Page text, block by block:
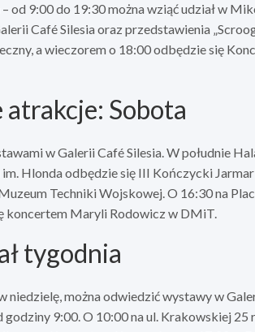
od 9:00 do 19:30 można wziąć udział w
Café Silesia oraz przedstawienia
a wieczorem o 18:00 odbędzie się
Sobota
w Galerii Café Silesia. W południe
Hlonda odbędzie się III Kończycki
Techniki Wojskowej. O 16:30 na
koncertem Maryli Rodowicz w DMiT.
tygodnia
niedzielę, można odwiedzić wystawy w
9:00. O 10:00 na ul. Krakowskiej